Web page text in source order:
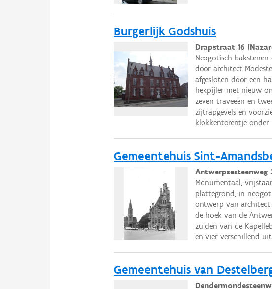
Burgerlijk Godshuis
Drapstraat 16
Neogotisch
door architect
afgesloten door een
hekpijler met nieuw
zeven traveeën en
zijtrapgevels en
klokkentorentje onder
Gemeentehuis Sint-
Antwerpsesteenweg
Monumentaal,
plattegrond, in
ontwerp van architect
de hoek van de
zuiden van de
en vier verschillend
Gemeentehuis van